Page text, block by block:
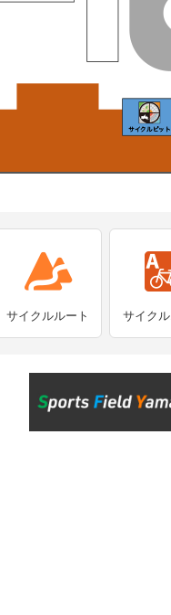
サイクルルート サイク